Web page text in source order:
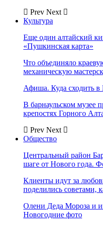
Prev Next
Культура
Еще один алтайский
«Пушкинская карта»
Что объединяло
механическую
Афиша. Куда сходить в
В барнаульском музее
крепостях Горного
Prev Next
Общество
Центральный район
шаге от Нового года.
Клиенты идут за
поделились советами,
Олени Деда Мороза и
Новогодние фото